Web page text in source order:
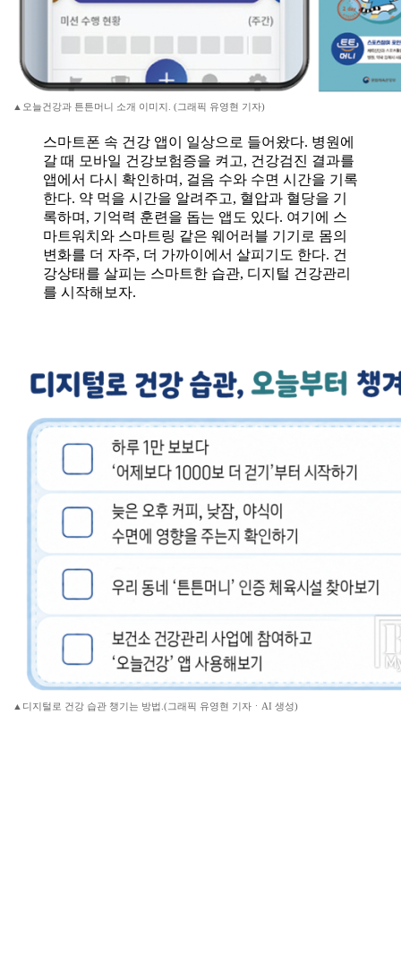
▲오늘건강과 튼튼머니 소개 이미지. (그래픽 유영현 기자)
스마트폰 속 건강 앱이 일상으로 들어왔다. 병원에
갈 때 모바일 건강보험증을 켜고, 건강검진 결과를
앱에서 다시 확인하며, 걸음 수와 수면 시간을 기록
한다. 약 먹을 시간을 알려주고, 혈압과 혈당을 기
록하며, 기억력 훈련을 돕는 앱도 있다. 여기에 스
마트워치와 스마트링 같은 웨어러블 기기로 몸의
변화를 더 자주, 더 가까이에서 살피기도 한다. 건
강상태를 살피는 스마트한 습관, 디지털 건강관리
를 시작해보자.
▲디지털로 건강 습관 챙기는 방법.(그래픽 유영현 기자ㆍAI 생성)